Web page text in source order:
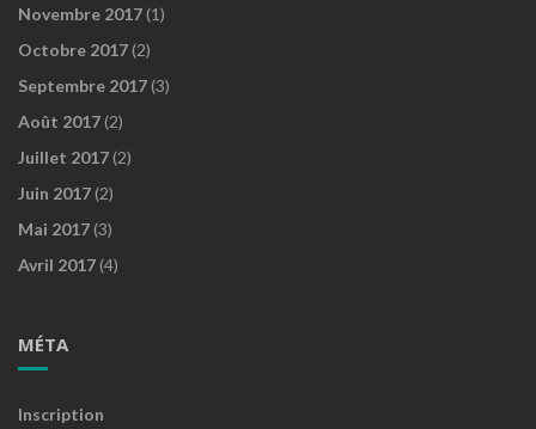
Novembre 2017 (1)
Octobre 2017 (2)
Septembre 2017 (3)
Août 2017 (2)
Juillet 2017 (2)
Juin 2017 (2)
Mai 2017 (3)
Avril 2017 (4)
MÉTA
Inscription